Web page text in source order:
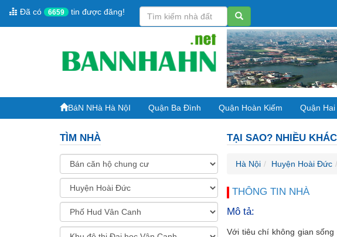
Đã có 6659 tin được đăng!
BáN NHà Hà NộI Quận Ba Đình Quận Hoàn Kiếm Quận
TÌM NHÀ TẠI SAO? NHIỀU
Hà Nội Huyện Hoài Đức
THÔNG TIN NHÀ
Mô tả:
Với tiêu chí không gian